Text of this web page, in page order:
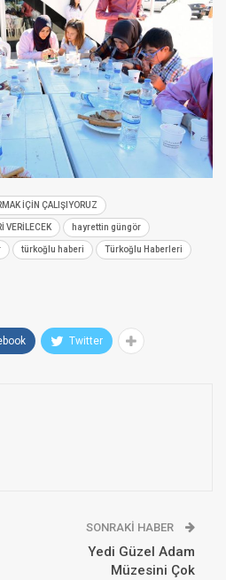
İÇİN ÇALIŞIYORUZ
VERİLECEK hayrettin güngör
türkoğlu haberi Türkoğlu Haberleri
Twitter
SONRAKI HABER
Yedi Güzel Adam
Müzesini Çok